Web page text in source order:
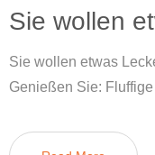
Sie wollen
Sie wollen etwas
Genießen Sie: